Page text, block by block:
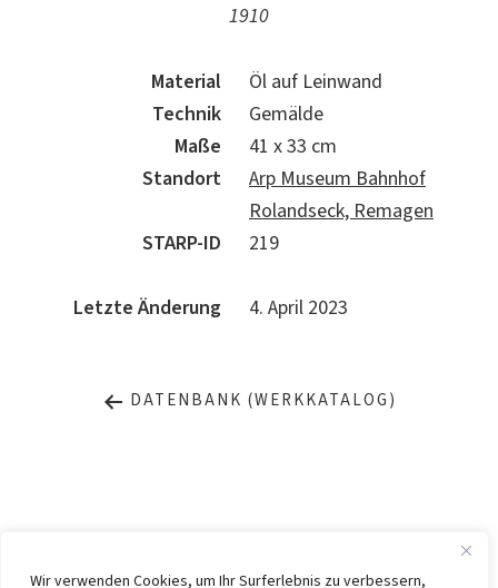
Wir verwenden Cookies, um Ihr Surferlebnis zu verbessern,
1910
Material
Öl auf Leinwand
Technik
Gemälde
Maße
41 x 33 cm
Standort
Arp Museum Bahnhof
Rolandseck, Remagen
STARP-ID
219
Letzte Änderung 4. April 2023
DATENBANK (WERKKATALOG)